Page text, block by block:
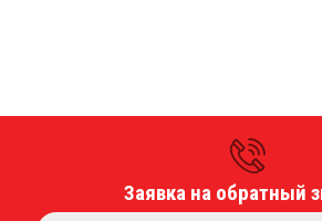
Заявка на обратный
Контакты
г. Санкт-Петербург, 5-й
+7 (950) 001-16-41
sale@vyazmasz.ru